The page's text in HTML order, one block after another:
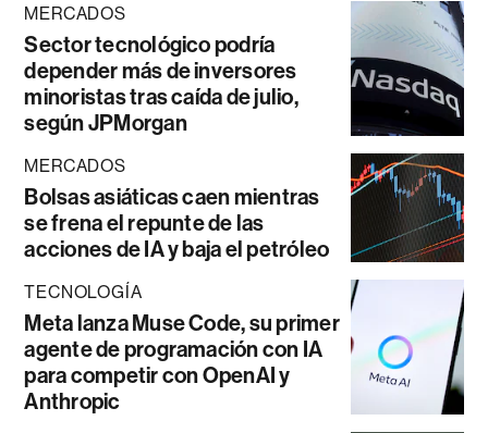
MERCADOS
Sector tecnológico podría
depender más de inversores
minoristas tras caída de julio,
según JPMorgan
MERCADOS
Bolsas asiáticas caen mientras
se frena el repunte de las
acciones de IA y baja el petróleo
TECNOLOGÍA
Meta lanza Muse Code, su primer
agente de programación con IA
para competir con OpenAI y
Anthropic